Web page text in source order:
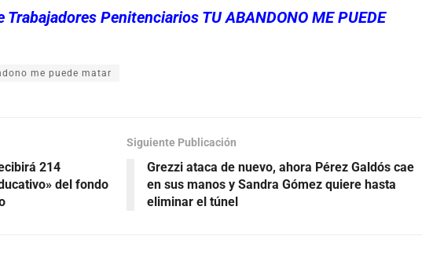
Penitenciarios TU ABANDONO ME PUEDE
me puede matar
214
del fondo
Siguiente Publicación
Grezzi ataca de nuevo, ahora Pérez Galdós cae
en sus manos y Sandra Gómez quiere hasta
eliminar el túnel